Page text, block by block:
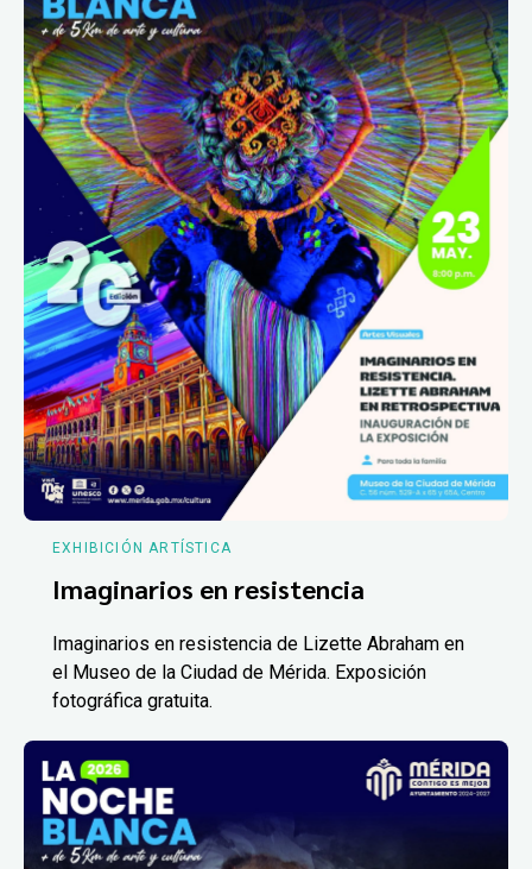
EXHIBICIÓN ARTÍSTICA
Imaginarios en resistencia
Imaginarios en resistencia de Lizette Abraham en
el Museo de la Ciudad de Mérida. Exposición
fotográfica gratuita.